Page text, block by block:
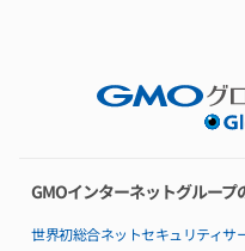
パートナー制度
特長
料金
仕様・機能
GMOインターネットグルー
世界初総合ネットセキュリティサ